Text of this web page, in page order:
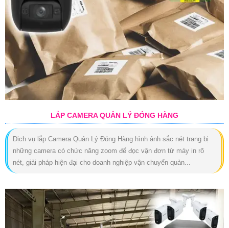
LẮP CAMERA QUẢN LÝ ĐÓNG HÀNG
Dịch vụ lắp Camera Quản Lý Đóng Hàng hình ảnh sắc nét trang bị
những camera có chức năng zoom để đọc vận đơn từ máy in rõ
nét, giải pháp hiện đại cho doanh nghiệp vận chuyển quản...